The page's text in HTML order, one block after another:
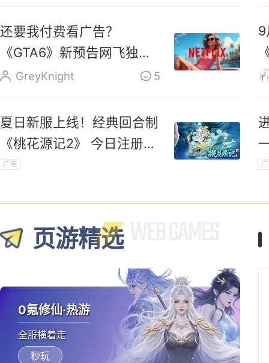
还要我付费看广告？
《GTA6》新预告网飞独占6
小时引众怒
GreyKnight 5
9
夏日新服上线！经典回合制
《桃花源记2》 今日注册领
新手礼包
广告
页游精选
0氪修仙·热游
全服横着走
秒玩